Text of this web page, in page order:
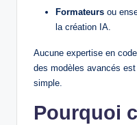
Formateurs ou
la création IA.
Aucune expertise en
des modèles avancés
simple.
Pourquoi